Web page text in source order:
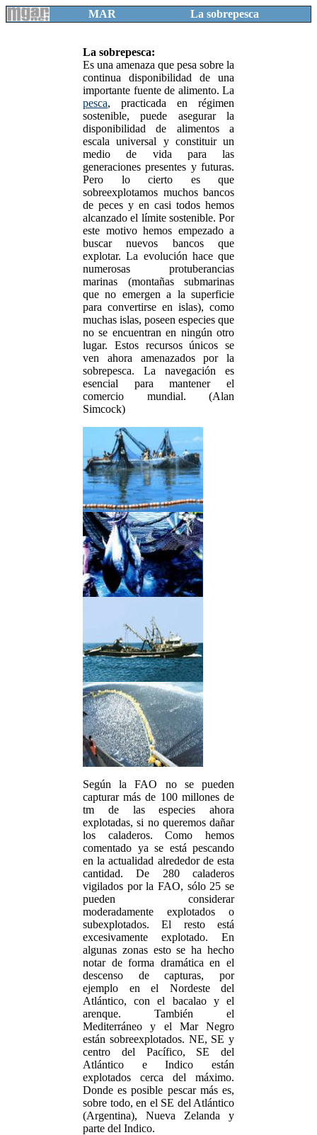
MAR La sobrepesca
La sobrepesca:
Es una amenaza que pesa sobre la
continua disponibilidad de una
importante fuente de alimento. La
pesca, practicada en régimen
sostenible, puede asegurar la
disponibilidad de alimentos a
escala universal y constituir un
medio de vida para las
generaciones presentes y futuras.
Pero lo cierto es que
sobreexplotamos muchos bancos
de peces y en casi todos hemos
alcanzado el límite sostenible. Por
este motivo hemos empezado a
buscar nuevos bancos que
explotar. La evolución hace que
numerosas protuberancias
marinas (montañas submarinas
que no emergen a la superficie
para convertirse en islas), como
muchas islas, poseen especies que
no se encuentran en ningún otro
lugar. Estos recursos únicos se
ven ahora amenazados por la
sobrepesca. La navegación es
esencial para mantener el
comercio mundial. (Alan
Simcock)
Según la FAO no se pueden
capturar más de 100 millones de
tm de las especies ahora
explotadas, si no queremos dañar
los caladeros. Como hemos
comentado ya se está pescando
en la actualidad alrededor de esta
cantidad. De 280 caladeros
vigilados por la FAO, sólo 25 se
pueden considerar
moderadamente explotados o
subexplotados. El resto está
excesivamente explotado. En
algunas zonas esto se ha hecho
notar de forma dramática en el
descenso de capturas, por
ejemplo en el Nordeste del
Atlántico, con el bacalao y el
arenque. También el
Mediterráneo y el Mar Negro
están sobreexplotados. NE, SE y
centro del Pacífico, SE del
Atlántico e Indico están
explotados cerca del máximo.
Donde es posible pescar más es,
sobre todo, en el SE del Atlántico
(Argentina), Nueva Zelanda y
parte del Indico.